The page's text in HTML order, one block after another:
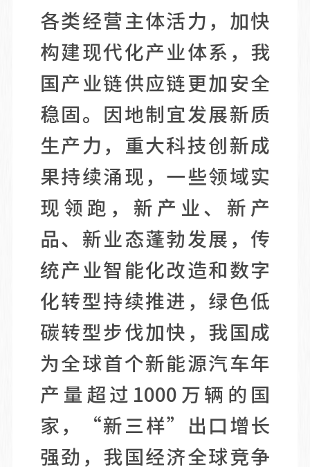
各类经营主体活力，加快
构建现代化产业体系，我
国产业链供应链更加安全
稳固。因地制宜发展新质
生产力，重大科技创新成
果持续涌现，一些领域实
现领跑，新产业、新产
品、新业态蓬勃发展，传
统产业智能化改造和数字
化转型持续推进，绿色低
碳转型步伐加快，我国成
为全球首个新能源汽车年
产量超过1000万辆的国
家，“新三样”出口增长
强劲，我国经济全球竞争